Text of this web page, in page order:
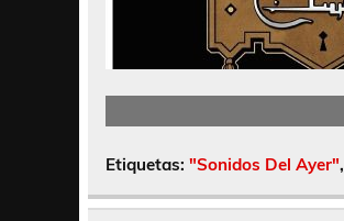
Etiquetas: "Sonidos Del Ayer",